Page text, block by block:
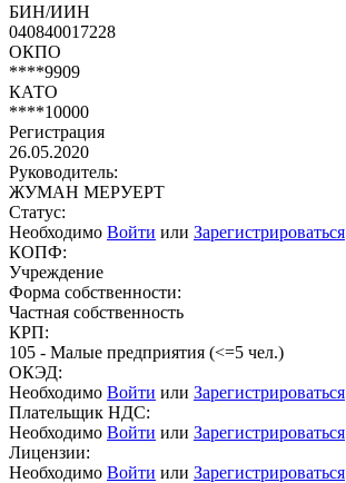
БИН/ИИН
040840017228
ОКПО
****9909
КАТО
****10000
Регистрация
26.05.2020
Руководитель:
ЖУМАН МЕРУЕРТ
Статус:
Необходимо Войти или Зарегистрироваться
КОПФ:
Учреждение
Форма собственности:
Частная собственность
КРП:
105 - Малые предприятия (<=5 чел.)
ОКЭД:
Необходимо Войти или Зарегистрироваться
Плательщик НДС:
Необходимо Войти или Зарегистрироваться
Лицензии:
Необходимо Войти или Зарегистрироваться